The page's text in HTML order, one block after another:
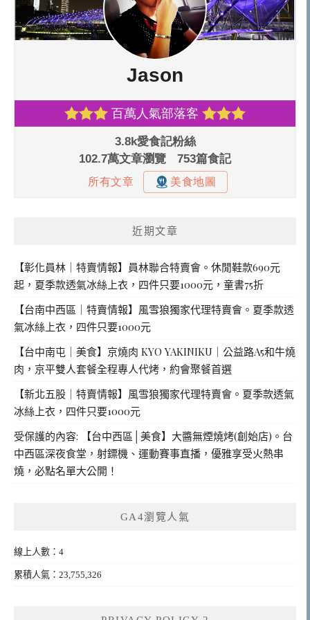
近期文章
【彰化員林｜特賣情報】員林聯合特賣會。休閒鞋款690元
起，夏季款透氣冰絲上衣，四件只要1000元，童書75折
【台南中西區｜特賣情報】風雪狼獨家代理特賣會。夏季款透
氣冰絲上衣，四件只要1000元
【台中南屯｜美食】京燒肉 KYO YAKINIKU｜公益路A5和牛燒
肉，京平雙人套餐全程專人代烤，約會聚餐首選
【新北五股｜特賣情報】風雪狼獨家代理特賣會。夏季款透氣
冰絲上衣，四件只要1000元
受保護的內容: 【台中西區│美食】大醬無煙燒烤(創始店)。台
中西區深夜食堂，射鏢機、運動賽事直播，優雅享受火熱串
燒，必點名單大公開！
GA4瀏覽人氣
線上人數：4
累積人氣：23,755,326